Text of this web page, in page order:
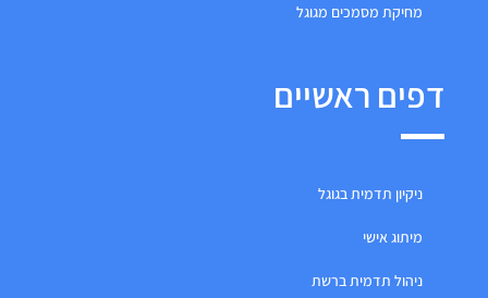
מחיקת מסמכים מגוגל
דפים ראשיים
ניקיון תדמית בגוגל
מיתוג אישי
ניהול תדמית ברשת